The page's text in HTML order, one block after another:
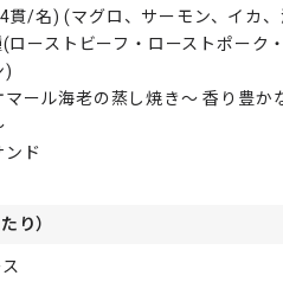
貫/名) (マグロ、サーモン、イカ、
ローストビーフ・ローストポーク
)
マール海老の蒸し焼き～ 香り豊か
ンド
り）